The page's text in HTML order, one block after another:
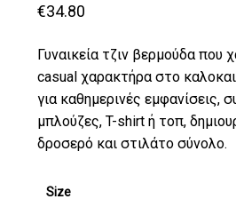
€34.80
Γυναικεία τζιν βερμούδα που
casual χαρακτήρα στο
για καθημερινές εμφανίσεις,
μπλούζες, T-shirt ή τοπ,
δροσερό και στιλάτο σύνολο.
Size